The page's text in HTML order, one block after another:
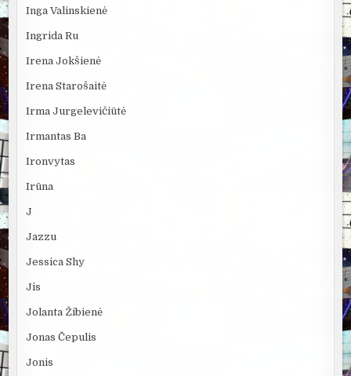
Inga Valinskienė
Ingrida Ru
Irena Jokšienė
Irena Starošaitė
Irma Jurgelevičiūtė
Irmantas Ba
Ironvytas
Irūna
J
Jazzu
Jessica Shy
Jis
Jolanta Žibienė
Jonas Čepulis
Jonis